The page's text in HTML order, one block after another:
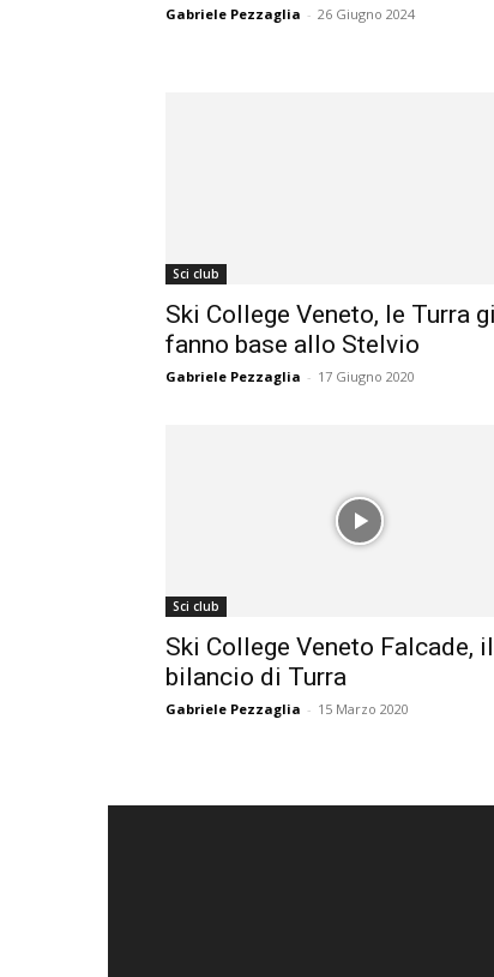
Gabriele Pezzaglia - 26 Giugno 2024
Sci club
Ski College Veneto, le Turra
fanno base allo Stelvio
Gabriele Pezzaglia - 17 Giugno 2020
Sci club
Ski College Veneto Falcade, il
bilancio di Turra
Gabriele Pezzaglia - 15 Marzo 2020